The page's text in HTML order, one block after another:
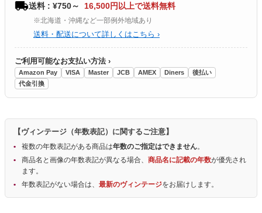
送料 : ¥750～ 16,500円以上で送料無料
※北海道・沖縄など一部例外地域あり
送料・配送について詳しくはこちら ›
ご利用可能なお支払い方法 ›
Amazon Pay VISA Master JCB AMEX Diners
後払い
代金引換
【ヴィンテージ（年数表記）に関するご注意】
複数の年数表記がある商品は年数のご指定はできません。
商品名と画像の年数表記が異なる場合、 商品名に記載の年数が優先され
ます。
年数表記がない場合は、 最新のヴィンテージをお届けします。